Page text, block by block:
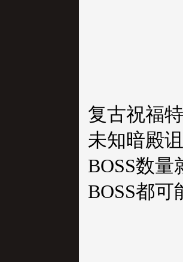
复古祝福
未知暗殿
BOSS数
BOSS都